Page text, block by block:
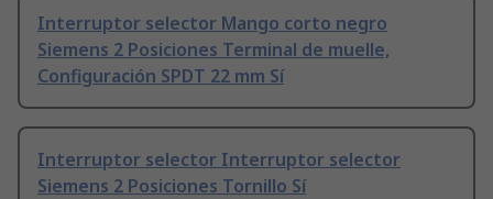
Interruptor selector Mango corto negro
Siemens 2 Posiciones Terminal de muelle,
Configuración SPDT 22 mm Sí
Interruptor selector Interruptor selector
Siemens 2 Posiciones Tornillo Sí